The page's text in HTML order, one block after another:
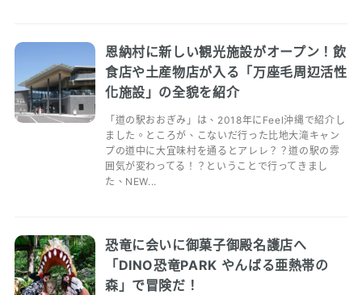
恩納村に新しい観光施設がオープン！飲
食店や土産物店が入る「万座毛周辺活性
化施設」の全貌を紹介
「道の駅おおぎみ」は、2018年にFeel沖縄で紹介し
ました。ところが、こないだ行った比地大滝キャン
プの道中に大宜味村を通るとアレレ？？道の駅の雰
囲気が変わってる！？ということで行ってきまし
た、NEW...
恐竜に会いに御菓子御殿名護店へ
「DINO恐竜PARK やんばる亜熱帯の
森」で冒険だ！